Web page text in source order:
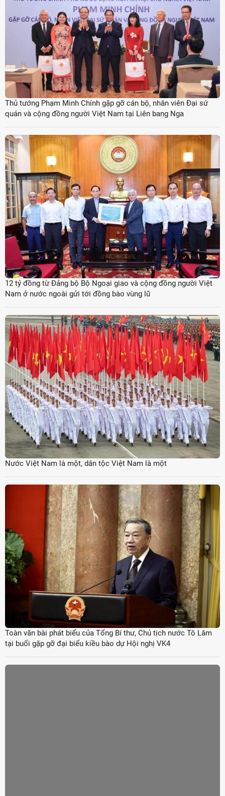
Thủ tướng Phạm Minh Chính gặp gỡ cán bộ, nhân viên Đại sứ
quán và cộng đồng người Việt Nam tại Liên bang Nga
12 tỷ đồng từ Đảng bộ Bộ Ngoại giao và cộng đồng người Việt
Nam ở nước ngoài gửi tới đồng bào vùng lũ
Nước Việt Nam là một, dân tộc Việt Nam là một
Toàn văn bài phát biểu của Tổng Bí thư, Chủ tịch nước Tô Lâm
tại buổi gặp gỡ đại biểu kiều bào dự Hội nghị VK4